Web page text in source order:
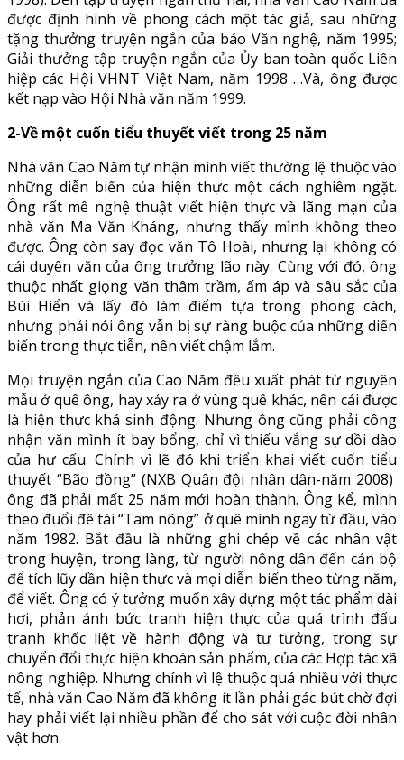
được định hình về phong cách một tác giả, sau những
tặng thưởng truyện ngắn của báo Văn nghệ, năm 1995;
Giải thưởng tập truyện ngắn của Ủy ban toàn quốc Liên
hiệp các Hội VHNT Việt Nam, năm 1998 …Và, ông được
kết nạp vào Hội Nhà văn năm 1999.
2-Về một cuốn tiểu thuyết viết trong 25 năm
Nhà văn Cao Năm tự nhận mình viết thường lệ thuộc vào
những diễn biến của hiện thực một cách nghiêm ngặt.
Ông rất mê nghệ thuật viết hiện thực và lãng mạn của
nhà văn Ma Văn Kháng, nhưng thấy mình không theo
được. Ông còn say đọc văn Tô Hoài, nhưng lại không có
cái duyên văn của ông trưởng lão này. Cùng với đó, ông
thuộc nhất giọng văn thâm trầm, ấm áp và sâu sắc của
Bùi Hiển và lấy đó làm điểm tựa trong phong cách,
nhưng phải nói ông vẫn bị sự ràng buộc của những diến
biến trong thực tiễn, nên viết chậm lắm.
Mọi truyện ngắn của Cao Năm đều xuất phát từ nguyên
mẫu ở quê ông, hay xảy ra ở vùng quê khác, nên cái được
là hiện thực khá sinh động. Nhưng ông cũng phải công
nhận văn mình ít bay bổng, chỉ vì thiếu vắng sự dồi dào
của hư cấu. Chính vì lẽ đó khi triển khai viết cuốn tiểu
thuyết “Bão đồng” (NXB Quân đội nhân dân-năm 2008)
ông đã phải mất 25 năm mới hoàn thành. Ông kể, mình
theo đuổi đề tài “Tam nông” ở quê mình ngay từ đầu, vào
năm 1982. Bắt đầu là những ghi chép về các nhân vật
trong huyện, trong làng, từ người nông dân đến cán bộ
để tích lũy dần hiện thực và mọi diễn biến theo từng năm,
để viết. Ông có ý tưởng muốn xây dựng một tác phẩm dài
hơi, phản ánh bức tranh hiện thực của quá trình đấu
tranh khốc liệt về hành động và tư tưởng, trong sự
chuyển đổi thực hiện khoán sản phẩm, của các Hợp tác xã
nông nghiệp. Nhưng chính vì lệ thuộc quá nhiều với thực
tế, nhà văn Cao Năm đã không ít lần phải gác bút chờ đợi
hay phải viết lại nhiều phần để cho sát với cuộc đời nhân
vật hơn.